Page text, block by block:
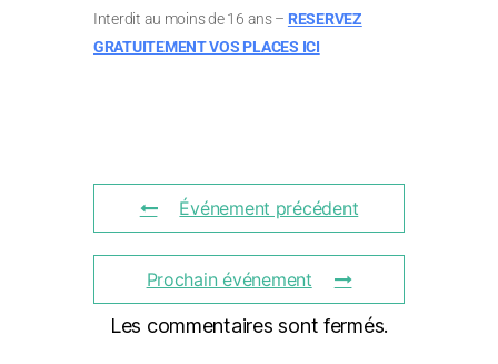
Interdit au moins de 16 ans – RESERVEZ
GRATUITEMENT VOS PLACES ICI
Événement précédent
Prochain événement
Les commentaires sont fermés.